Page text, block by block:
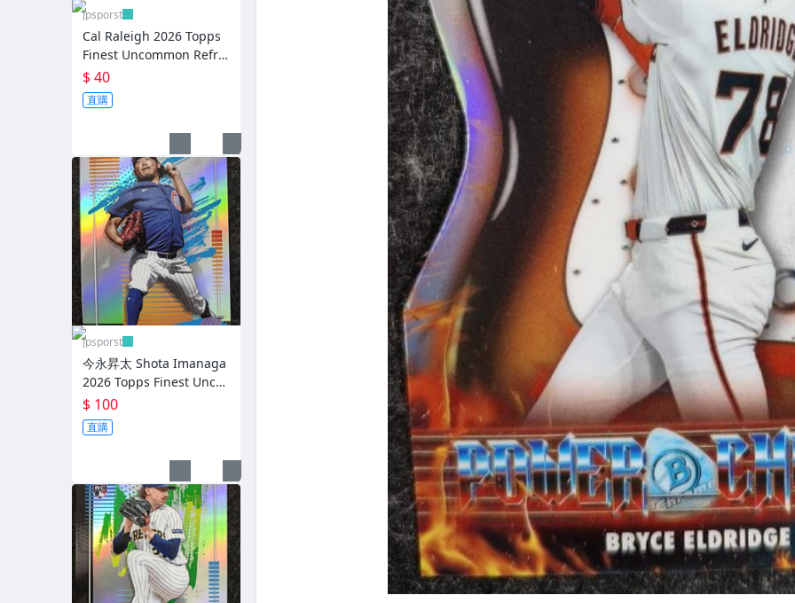
Vince Carter Allen Iverson
日本火腿來台交流賽
寶可夢 PTCG 航海王
日本職棒
CPBL 外籍球員
NBA 90-00 老卡
其它
jpsporst
Cal Raleigh 2026 Topps
Finest Uncommon Refra
ctor #167
$ 40
直購
jpsporst
今永昇太 Shota Imanaga
2026 Topps Finest Unco
mmon Refractor #188
$ 100
直購